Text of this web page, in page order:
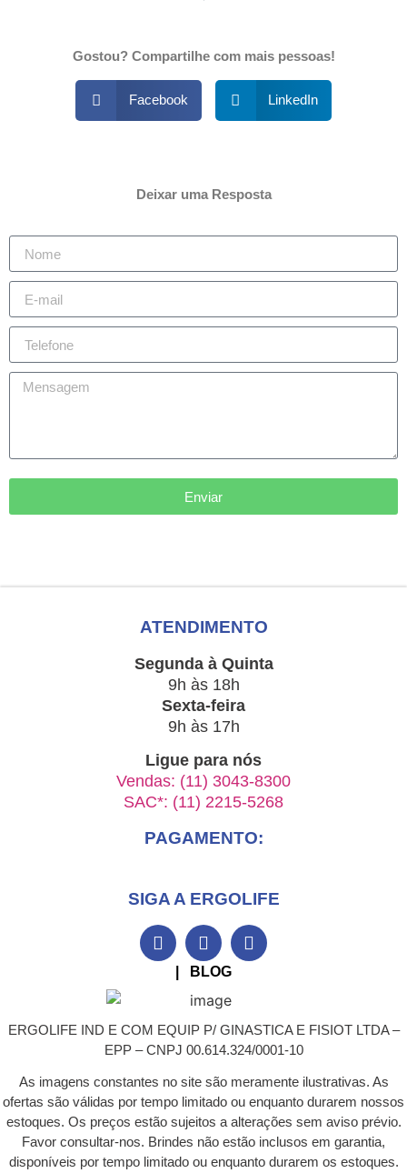
Gostou? Compartilhe com mais pessoas!
Facebook LinkedIn
Deixar uma Resposta
Enviar
ATENDIMENTO
Segunda à Quinta
9h às 18h
Sexta-feira
9h às 17h
Ligue para nós
Vendas: (11) 3043-8300
SAC*: (11) 2215-5268
PAGAMENTO:
SIGA A ERGOLIFE
| BLOG
ERGOLIFE IND E COM EQUIP P/ GINASTICA E FISIOT LTDA –
EPP – CNPJ 00.614.324/0001-10
As imagens constantes no site são meramente ilustrativas. As
ofertas são válidas por tempo limitado ou enquanto durarem nossos
estoques. Os preços estão sujeitos a alterações sem aviso prévio.
Favor consultar-nos. Brindes não estão inclusos em garantia,
disponíveis por tempo limitado ou enquanto durarem os estoques.